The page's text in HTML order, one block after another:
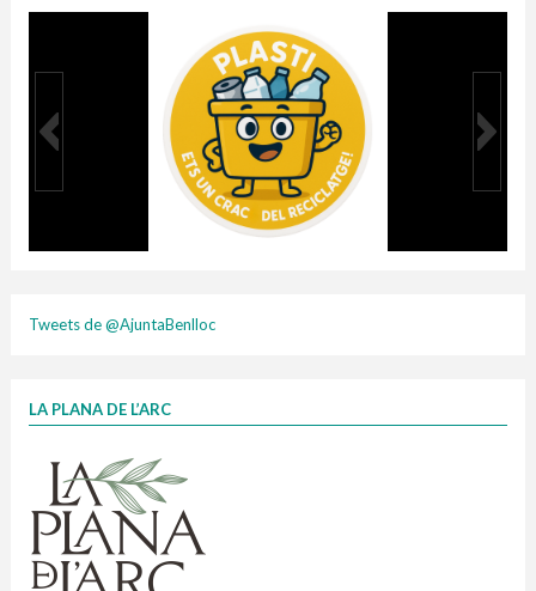
1 contenidors intel·ligents
Finançat per la Unió Europea – NextGenerationEU
Tweets de @AjuntaBenlloc
LA PLANA DE L’ARC